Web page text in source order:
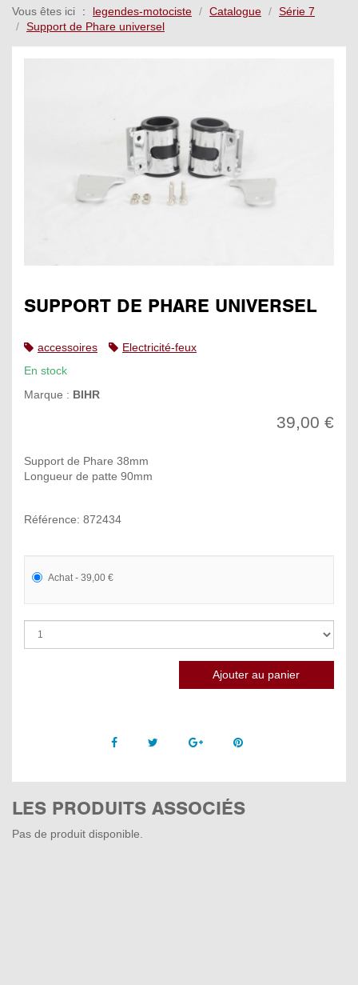
Vous êtes ici legendes-motociste Catalogue
Série 7
Support de Phare universel
SUPPORT DE PHARE UNIVERSEL
accessoires
Electricité-feux
En stock
Marque : BIHR
39,00 €
Support de Phare 38mm
Longueur de patte 90mm
Référence: 872434
Achat - 39,00 €
Facebook Twitter Google +Pinterest
LES PRODUITS ASSOCIÉS
Pas de produit disponible.